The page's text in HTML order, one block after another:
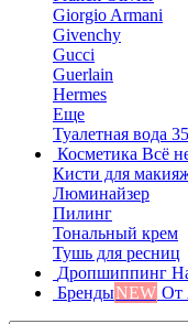
Giorgio Armani
Givenchy
Gucci
Guerlain
Hermes
Еще
Туалетная вода
Косметика Всё
Кисти для
Люминайзер
Пилинг
Тональный крем
Тушь для ресниц
Дропшиппинг
БрендыNEW От